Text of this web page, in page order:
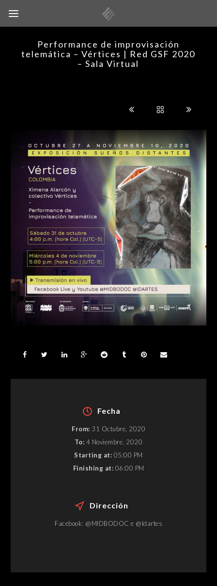
Performance de improvisación
telemática – Vértices | Red GSF 2020
– Sala Virtual
Fecha
From: 31 Octubre, 2020
To: 4 Noviembre, 2020
Starting at: 05:00 PM
Finishing at: 06:00 PM
Dirección
Facebook: @MIDBODOC e @Idartes